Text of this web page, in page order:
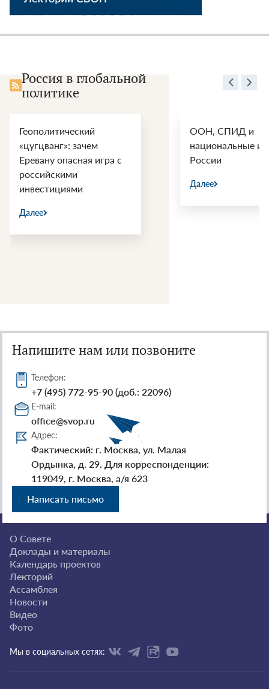
Россия в глобальной
политике
Геополитический
«цугцванг»: зачем
Еревану опасная игра с
российскими
инвестициями
Далее
ООН, СПИД и
национальные
России
Далее
Напишите нам или позвоните
Телефон:
+7 (495) 772-95-90 (доб.: 22096)
E-mail:
office@svop.ru
Адрес:
Фактический: г. Москва, ул. Малая
Ордынка, д. 29. Для корреспонденции:
119049, г. Москва, а/я 623
Написать письмо
О Совете
Доклады и материалы
Календарь проектов
Лекторий
Ассамблея
Новости
Видео
Фото
Мы в социальных сетях: